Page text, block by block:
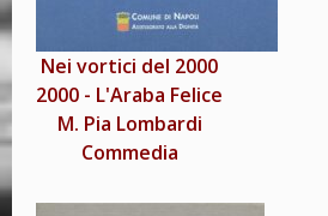
Nei vortici del 2000
2000 - L'Araba Felice
M. Pia Lombardi
Commedia